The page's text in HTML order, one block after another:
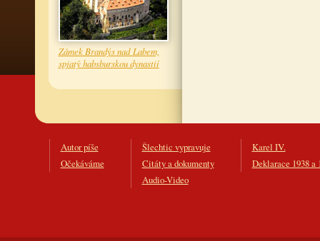
Zámek Brandýs nad Labem,
spjatý habsburskou dynastií
Autor píše
Očekáváme
Šlechtic vypravuje
Citáty a dokumenty
Audio-Video
Karel IV.
Deklarace 1938 a